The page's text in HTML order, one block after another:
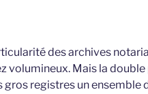
des archives
volumineux. Mais la
gros registres un ensemble